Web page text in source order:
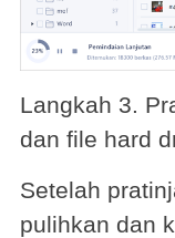
Langkah 3.
dan file hard
Setelah
pulihkan dan